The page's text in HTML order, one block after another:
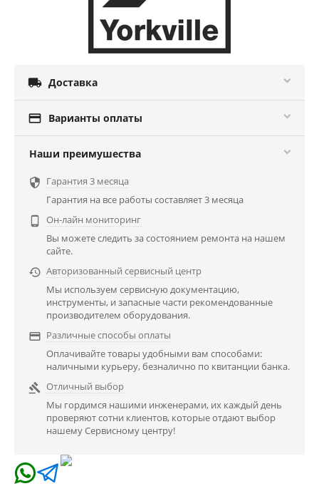
 Доставка
 Варианты оплаты
Наши преимушества
 Гарантия 3 месяца
Гарантия на все работы составляет 3 месяца

Он-лайн мониторинг
Вы можете следить за состоянием ремонта на нашем
сайте.
 Авторизованный сервисный центр
Мы используем сервисную документацию,
инструменты, и запасные части рекомендованные
производителем оборудования.
 Различные способы оплаты
Оплачивайте товары удобными вам способами:
наличными курьеру, безналично по квитанции банка.
 Отличный выбор
Мы гордимся нашими инженерами, их каждый день
проверяют сотни клиентов, которые отдают выбор
нашему Сервисному центру!